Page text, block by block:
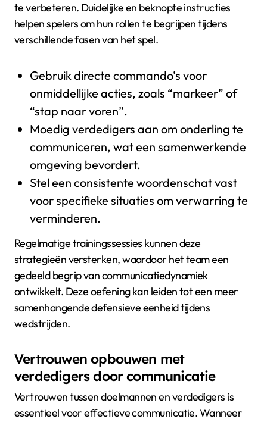
te verbeteren. Duidelijke en beknopte instructies
helpen spelers om hun rollen te begrijpen tijdens
verschillende fasen van het spel.
Gebruik directe commando’s voor
onmiddellijke acties, zoals “markeer” of
“stap naar voren”.
Moedig verdedigers aan om onderling te
communiceren, wat een samenwerkende
omgeving bevordert.
Stel een consistente woordenschat vast
voor specifieke situaties om verwarring te
verminderen.
Regelmatige trainingssessies kunnen deze
strategieën versterken, waardoor het team een
gedeeld begrip van communicatiedynamiek
ontwikkelt. Deze oefening kan leiden tot een meer
samenhangende defensieve eenheid tijdens
wedstrijden.
Vertrouwen opbouwen met
verdedigers door communicatie
Vertrouwen tussen doelmannen en verdedigers is
essentieel voor effectieve communicatie. Wanneer